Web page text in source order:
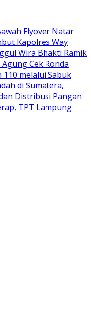
Flyover Natar
Kapolres Way
Wira Bhakti Ramik
Cek Ronda
110 melalui Sabuk
di Sumatera,
Distribusi Pangan
TPT Lampung